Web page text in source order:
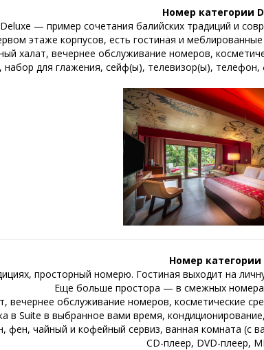
Номер категории
— пример сочетания балийских традиций и
этаже корпусов, есть гостиная и
халат, вечернее обслуживание номеров,
набор для глажения, сейф(ы), телевизор(ы),
Номер категории
просторный номерю. Гостиная выходит на
Еще больше простора — в смежных
вечернее обслуживание номеров, косметические
в Suite в выбранное вами время,
фен, чайный и кофейный сервиз, ванная комната (с
CD-плеер, DVD-плеер,